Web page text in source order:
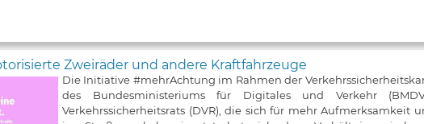
Zweiräder und andere Kraftfahrzeuge
Die Initiative #mehrAchtung im Rahmen der
des Bundesministeriums für Digitales und Verkehr
Verkehrssicherheitsrats (DVR), die sich für mehr Aufmerksamkeit